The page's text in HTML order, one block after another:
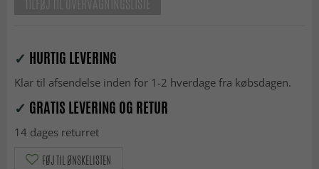
✓ HURTIG LEVERING
Klar til afsendelse inden for 1-2 hverdage fra købsdagen.
✓ GRATIS LEVERING OG RETUR
14 dages returret
FØJ TIL ØNSKELISTEN